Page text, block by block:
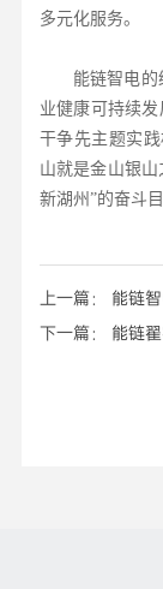
多元化服务。
能链智电
业健康可持续
干争先主题实
山就是金山银
新湖州”的奋斗目
上一篇： 能链
25倍
下一篇： 能链